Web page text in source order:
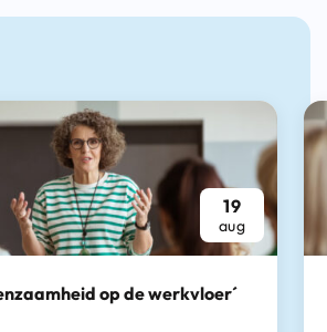
19
aug
op de werkvloer´